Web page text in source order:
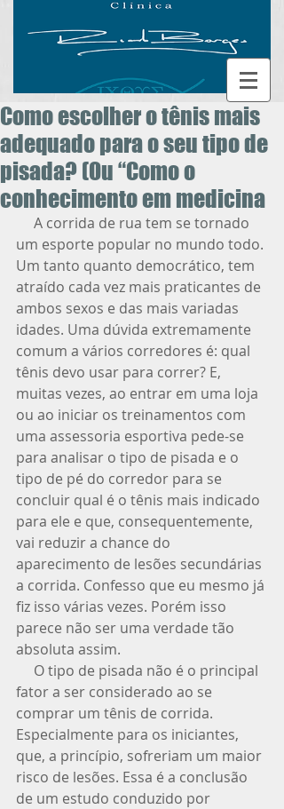
Como escolher o tênis mais
adequado para o seu tipo de
pisada? (Ou “Como o
conhecimento em medicina
um esporte popular no mundo todo.
Um tanto quanto democrático, tem
atraído cada vez mais praticantes de
ambos sexos e das mais variadas
idades. Uma dúvida extremamente
comum a vários corredores é: qual
tênis devo usar para correr? E,
muitas vezes, ao entrar em uma loja
ou ao iniciar os treinamentos com
uma assessoria esportiva pede-se
para analisar o tipo de pisada e o
tipo de pé do corredor para se
concluir qual é o tênis mais indicado
para ele e que, consequentemente,
vai reduzir a chance do
aparecimento de lesões secundárias
a corrida. Confesso que eu mesmo já
fiz isso várias vezes. Porém isso
parece não ser uma verdade tão
absoluta assim.
fator a ser considerado ao se
comprar um tênis de corrida.
Especialmente para os iniciantes,
que, a princípio, sofreriam um maior
risco de lesões. Essa é a conclusão
de um estudo conduzido por